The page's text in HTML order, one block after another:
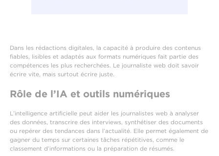
Dans les rédactions digitales, la capacité à produire des contenus
fiables, lisibles et adaptés aux formats numériques fait partie des
compétences les plus recherchées. Le journaliste web doit savoir
écrire vite, mais surtout écrire juste.
Rôle de l’IA et outils numériques
L’intelligence artificielle peut aider les journalistes web à analyser
des données, transcrire des interviews, synthétiser des documents
ou repérer des tendances dans l’actualité. Elle permet également de
gagner du temps sur certaines tâches répétitives, comme le
classement d’informations ou la préparation de résumés.